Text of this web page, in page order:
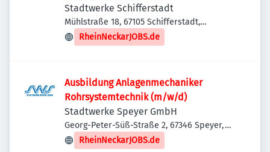
Stadtwerke Schifferstadt
Mühlstraße 18, 67105 Schifferstadt,
Deutschland
RheinNeckarJOBS.de
Ausbildung Anlagenmechaniker
Rohrsystemtechnik (m/w/d)
Stadtwerke Speyer GmbH
Georg-Peter-Süß-Straße 2, 67346 Speyer,
Deutschland
RheinNeckarJOBS.de